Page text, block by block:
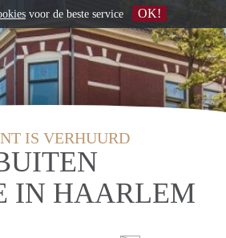
IS VERHUURD
IN HAARLEM
voor de beste service OK!